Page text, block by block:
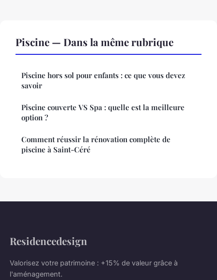
Piscine — Dans la même rubrique
Piscine hors sol pour enfants : ce que vous devez
savoir
Piscine couverte VS Spa : quelle est la meilleure
option ?
Comment réussir la rénovation complète de
piscine à Saint-Céré
Residencedesign
Valorisez votre patrimoine : +15% de valeur grâce à
l'aménagement.